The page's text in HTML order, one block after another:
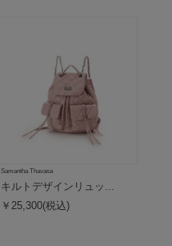
Samantha Thavasa
キルトデザインリュッ...
￥25,300(税込)